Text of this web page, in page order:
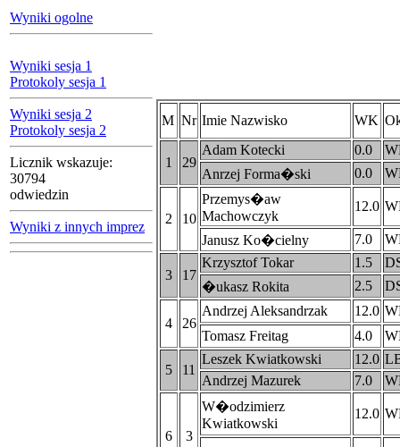
Wyniki ogolne
Wyniki sesja 1
Protokoly sesja 1
Wyniki sesja 2
Protokoly sesja 2
Licznik wskazuje:
30794
odwiedzin
Wyniki z innych imprez
M Nr Imie Nazwisko WK
1 29
Adam Kotecki 0.0
Anrzej Forma�ski
0.0
2 10
Przemys�aw
Machowczyk
12.0
Janusz Ko�cielny 7.0
3 17
Krzysztof Tokar 1.5
�ukasz Rokita
2.5
4 26
Andrzej Aleksandrzak 12.0
Tomasz Freitag
4.0
5 11
Leszek Kwiatkowski 12.0
Andrzej Mazurek
7.0
6 3
W�odzimierz
Kwiatkowski
12.0